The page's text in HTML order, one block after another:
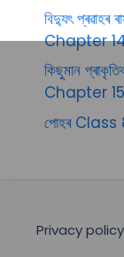
বিদ্যুৎ
Chapter
কিছুমান
Chapter 15
পোহৰ
Privacy policy